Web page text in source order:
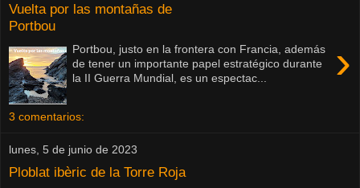
Vuelta por las montañas de
Portbou
›
Portbou, justo en la frontera con Francia, además
de tener un importante papel estratégico durante
la II Guerra Mundial, es un espectac...
3 comentarios:
lunes, 5 de junio de 2023
Ploblat ibèric de la Torre Roja